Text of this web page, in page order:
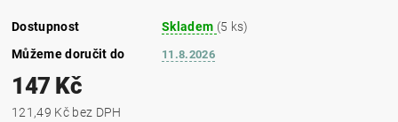
Dostupnost Skladem (5 ks)
Můžeme doručit do
11.8.2026
147 Kč
121,49 Kč bez DPH